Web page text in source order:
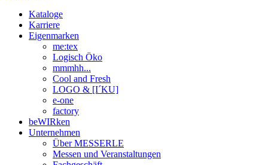
Kataloge
Karriere
Eigenmarken
me:tex
Logisch Öko
mmmhh...
Cool and Fresh
LOGO & [I´KU]
e-one
factory
beWIRken
Unternehmen
Über MESSERLE
Messen und Veranstaltungen